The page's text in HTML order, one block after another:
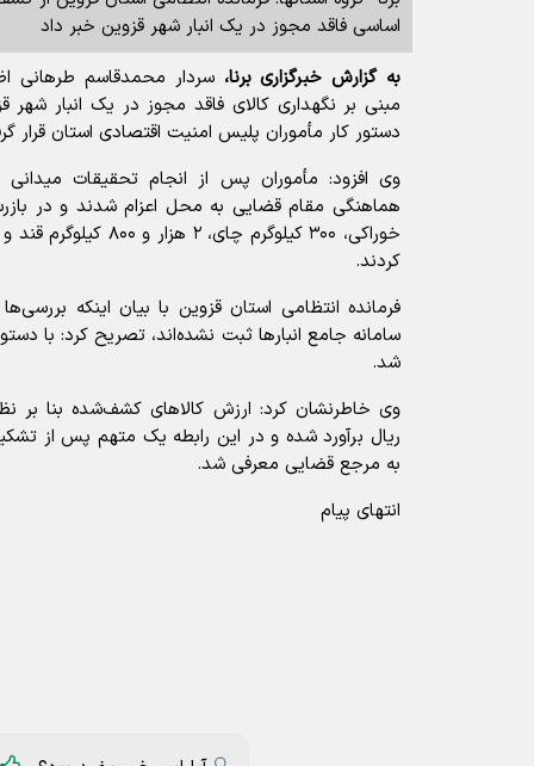
اساسی فاقد مجوز در یک انبار شهر قزوین خبر داد
به گزارش خبرگزاری برنا، سردار محمدقاسم طرهانی
مبنی بر نگهداری کالای فاقد مجوز در یک انبار
دستور کار مأموران پلیس امنیت اقتصادی استان قرار
وی افزود: مأموران پس از انجام تحقیقات
کردند.
فرمانده انتظامی استان قزوین با بیان اینکه
سامانه جامع انبارها ثبت نشده‌اند، تصریح کرد: با
شد.
ریال برآورد شده و در این رابطه یک متهم پس از
به مرجع قضایی معرفی شد.
انتهای پیام